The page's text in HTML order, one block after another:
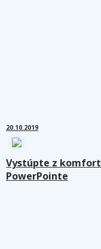
20.10.2019
Vystúpte z
PowerPointe